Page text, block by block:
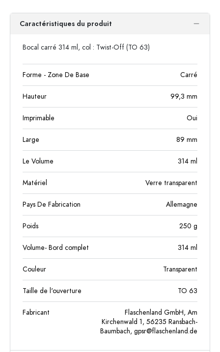
Caractéristiques du produit
Bocal carré 314 ml, col : Twist-Off (TO 63)
Forme - Zone De Base Carré
Hauteur 99,3 mm
Imprimable Oui
Large 89 mm
Le Volume 314 ml
Matériel Verre transparent
Pays De Fabrication Allemagne
Poids 250 g
Volume- Bord complet 314 ml
Couleur Transparent
Taille de l'ouverture TO 63
Fabricant
Flaschenland GmbH, Am
Kirchenwald 1, 56235 Ransbach-
Baumbach, gpsr@flaschenland.de